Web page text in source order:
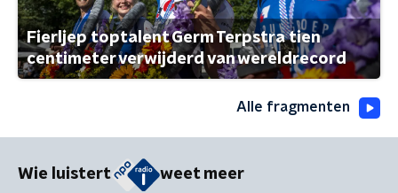
Fierljep toptalent Germ Terpstra tien
centimeter verwijderd van wereldrecord
Alle fragmenten
Wie luistert weet meer